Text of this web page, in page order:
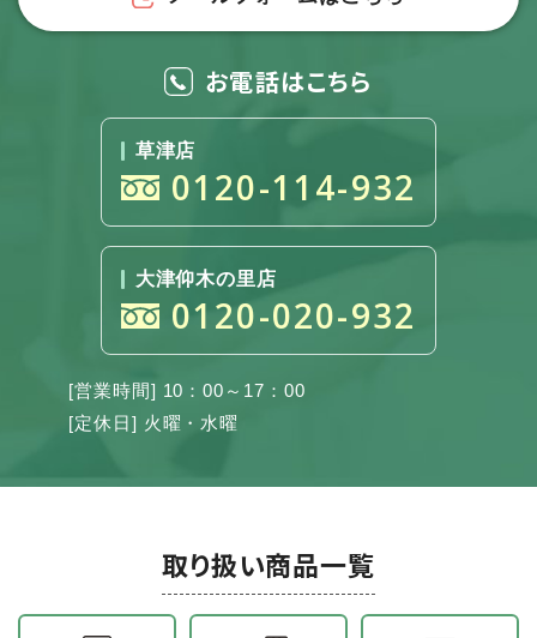
お電話はこちら
草津店
0120-114-932
大津仰木の里店
0120-020-932
[営業時間] 10：00～17：00
[定休日] 火曜・水曜
取り扱い商品一覧